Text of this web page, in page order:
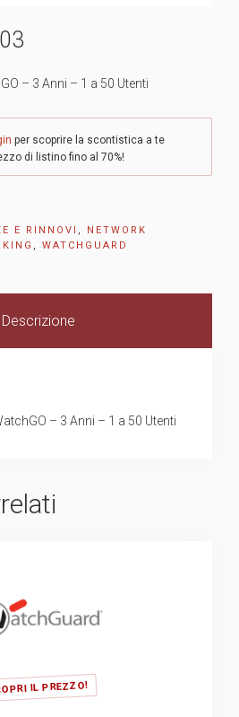
– 3 Anni – 1 a 50 Utenti
per scoprire la scontistica a te
di listino fino al 70%!
E RINNOVI , NETWORK
, WATCHGUARD
Descrizione
– 3 Anni – 1 a 50 Utenti
IL PREZZO!